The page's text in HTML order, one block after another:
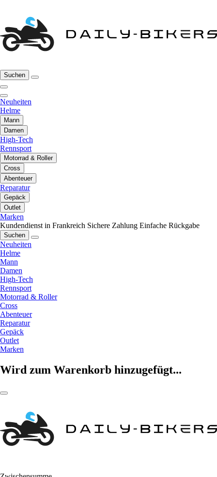
Suchen
Neuheiten
Helme
Mann
Damen
High-Tech
Rennsport
Motorrad & Roller
Cross
Abenteuer
Reparatur
Gepäck
Outlet
Marken
Kundendienst in Frankreich Sichere Zahlung Einfache Rückgabe
Suchen
Neuheiten
Helme
Mann
Damen
High-Tech
Rennsport
Motorrad & Roller
Cross
Abenteuer
Reparatur
Gepäck
Outlet
Marken
Wird zum Warenkorb hinzugefügt...